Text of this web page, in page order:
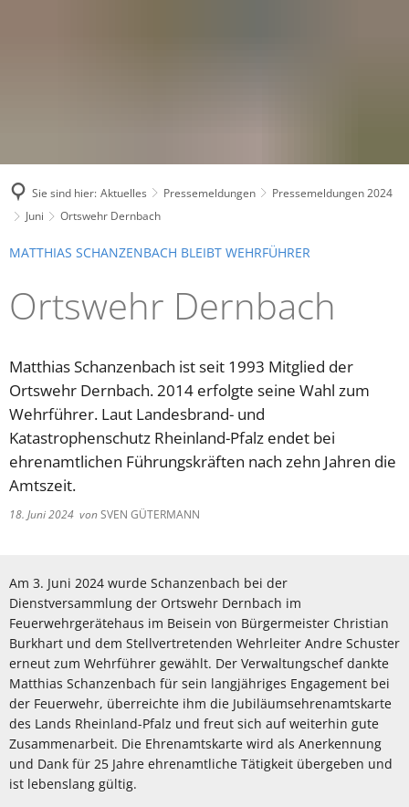
Sie sind hier: Aktuelles Pressemeldungen
Pressemeldungen 2024
Juni
Ortswehr Dernbach
MATTHIAS SCHANZENBACH BLEIBT WEHRFÜHRER
Ortswehr Dernbach
Matthias Schanzenbach ist seit 1993 Mitglied der
Ortswehr Dernbach. 2014 erfolgte seine Wahl zum
Wehrführer. Laut Landesbrand- und
Katastrophenschutz Rheinland-Pfalz endet bei
ehrenamtlichen Führungskräften nach zehn Jahren die
Amtszeit.
18. Juni 2024 vonSVEN GÜTERMANN
Am 3. Juni 2024 wurde Schanzenbach bei der
Dienstversammlung der Ortswehr Dernbach im
Feuerwehrgerätehaus im Beisein von Bürgermeister Christian
Burkhart und dem Stellvertretenden Wehrleiter Andre Schuster
erneut zum Wehrführer gewählt. Der Verwaltungschef dankte
Matthias Schanzenbach für sein langjähriges Engagement bei
der Feuerwehr, überreichte ihm die Jubiläumsehrenamtskarte
des Lands Rheinland-Pfalz und freut sich auf weiterhin gute
Zusammenarbeit. Die Ehrenamtskarte wird als Anerkennung
und Dank für 25 Jahre ehrenamtliche Tätigkeit übergeben und
ist lebenslang gültig.